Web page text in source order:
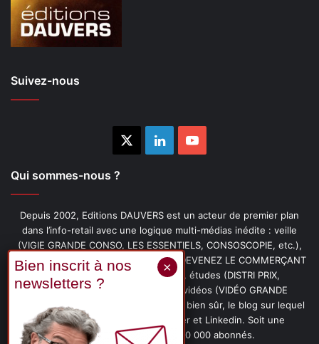
Suivez-nous
LinkedinYouTube
Qui sommes-nous ?
Depuis 2002, Editions DAUVERS est un acteur de premier plan
dans l’info-retail avec une logique multi-médias inédite : veille
(VIGIE GRANDE CONSO, LES ESSENTIELS, CONSOSCOPIE, etc.),
livres (PENSER-CLIENT, IMAGE-PRIX, DEVENEZ LE COMMERÇANT
PRÉFÉRÉ DE VOS CLIENTS, etc.), études (DISTRI PRIX,
PROMOFLASH, DRIVE INSIGHTS), vidéos (VIDÉO GRANDE
CONSO), podcasts (CAFÉ CONSO) et, bien sûr, le blog sur lequel
vous êtes, ainsi que les fils Twitter et Linkedin. Soit une
communauté de plus de 150 000 abonnés.